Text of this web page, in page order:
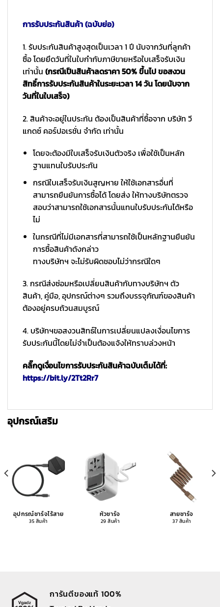
การรับประกันสินค้า (ฉบับย่อ)
1. รับประกันสินค้าสูงสุดเป็นเวลา 1 ปี นับจากวันที่ลูกค้า
ซื้อ โดยยึดวันที่ในใบกำกับภาษีขายหรือใบเสร็จรับเงิน
เท่านั้น (กรณีเป็นสินค้าลดราคา 50% ขึ้นไป ขอสงวน
สิทธิ์การรับประกันสินค้าในระยะเวลา 14 วัน โดยนับจาก
วันที่ในใบเสร็จ)
2. สินค้าจะอยู่ในประกัน ต้องเป็นสินค้าที่ซื้อจาก บริษัท วี
แกดซ์ คอร์ปอเรชั่น จำกัด เท่านั้น
โดยจะต้องมีใบเสร็จรับเงินตัวจริง เพื่อใช้เป็นหลัก
ฐานแทนใบรับประกัน
กรณีใบเสร็จรับเงินสูญหาย ให้ใช้เอกสารอื่นที่
สามารถยืนยันการซื้อได้ โดยส่ง ให้ทางบริษัทตรวจ
สอบว่าสามารถใช้เอกสารนั้นแทนใบรับประกันได้หรือ
ไม่
ในกรณีที่ไม่มีเอกสารที่สามารถใช้เป็นหลักฐานยืนยัน
การซื้อสินค้าดังกล่าว
ทางบริษัทฯ จะไม่รับผิดชอบไม่ว่ากรณีใดๆ
3. กรณีส่งซ่อมหรือเปลี่ยนสินค้ากับทางบริษัทฯ ตัว
สินค้า, คู่มือ, อุปกรณ์ต่างๆ รวมถึงบรรจุภัณฑ์ของสินค้า
ต้องอยู่ครบถ้วนสมบูรณ์
4. บริษัทฯขอสงวนสิทธ์ในการเปลี่ยนแปลงเงื่อนไขการ
รับประกันนี้โดยไม่จำเป็นต้องแจ้งให้ทราบล่วงหน้า
คลิ๊กดูเงื่อนไขการรับประกันสินค้าฉบับเต็มได้ที่:
https://bit.ly/2Tt2Rr7
อุปกรณ์เสริม
อุปกรณ์ชาร์จไร้สาย
35 สินค้า
หัวชาร์จ
29 สินค้า
สายชาร์จ
37 สินค้า
การันตีของแท้ 100%